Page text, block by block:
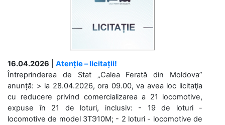
16.04.2026
Atenție – licitații!
Întreprinderea de Stat „Calea Ferată din Moldova”
anunță: > la 28.04.2026, ora 09.00, va avea loc licitaţia
cu reducere privind comercializarea a 21 locomotive,
expuse în 21 de loturi, inclusiv: - 19 de loturi -
locomotive de model 3ТЭ10М; - 2 loturi - locomotive de